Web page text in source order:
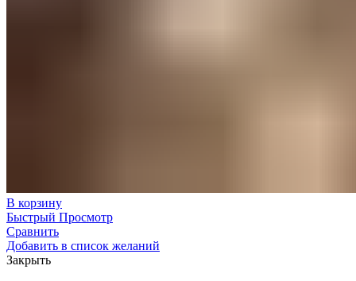
В корзину
Быстрый Просмотр
Сравнить
Добавить в список желаний
Закрыть